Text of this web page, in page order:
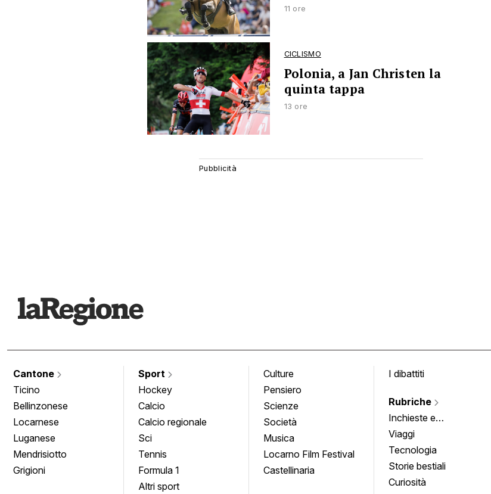
11 ore
CICLISMO
Polonia, a Jan Christen la
quinta tappa
13 ore
Cantone
Ticino
Bellinzonese
Locarnese
Luganese
Mendrisiotto
Grigioni
Sport
Hockey
Calcio
Calcio regionale
Sci
Tennis
Formula 1
Altri sport
Culture
Pensiero
Scienze
Società
Musica
Locarno Film Festival
Castellinaria
I dibattiti
Rubriche
Inchieste e
approfondimenti
Viaggi
Tecnologia
Storie bestiali
Curiosità